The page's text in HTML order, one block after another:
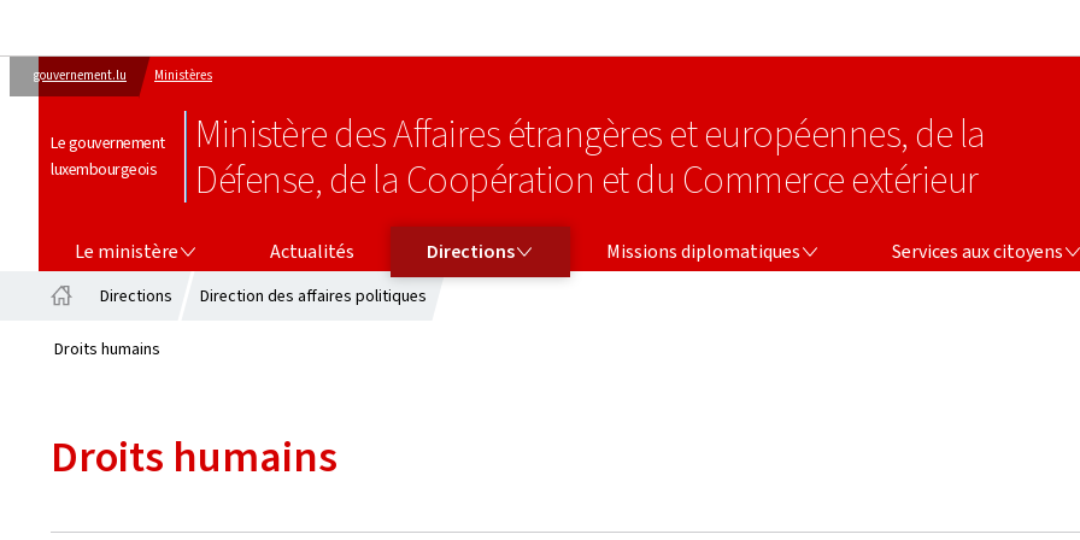
gouvernement.lu Ministères
Le gouvernement
luxembourgeois
Ministère des Affaires étrangères et européennes, de la
Défense, de la Coopération et du Commerce extérieur
Le ministère Actualités Directions Missions diplomatiques Services aux citoyens
Directions Direction des affaires politiques
Droits humains
Droits humains